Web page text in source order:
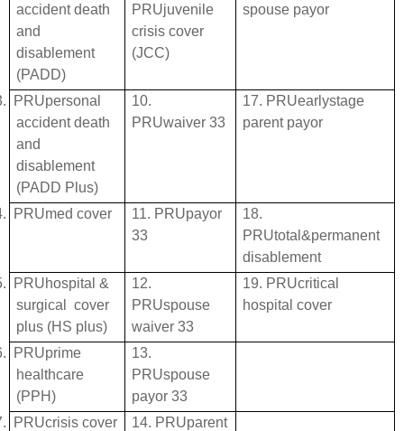
accident death
and
disablement
(PADD)
PRUjuvenile
crisis cover
(JCC)
spouse payor
PRUpersonal
accident death
and
disablement
(PADD Plus)
10.
PRUwaiver 33
17. PRUearlystage
parent payor
PRUmed cover
11. PRUpayor
33
18.
PRUtotal&permanent
disablement
PRUhospital &
surgical cover
plus (HS plus)
12.
PRUspouse
waiver 33
19. PRUcritical
hospital cover
PRUprime
healthcare
(PPH)
13.
PRUspouse
payor 33
PRUcrisis cover
14. PRUparent